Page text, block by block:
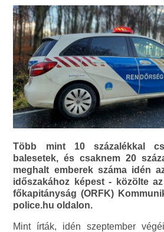
Több mint 10 százalékkal
balesetek, és csaknem 20
meghalt emberek száma idén
időszakához képest - közölte
főkapitányság (ORFK)
police.hu oldalon.
Mint írták, idén szeptember